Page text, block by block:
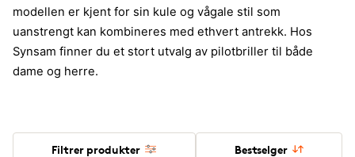
modellen er kjent for sin kule og vågale stil som
uanstrengt kan kombineres med ethvert antrekk. Hos
Synsam finner du et stort utvalg av pilotbriller til både
dame og herre.
Filtrer produkter Bestselger